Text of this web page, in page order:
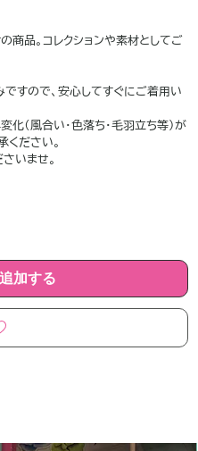
商品。コレクションや素材としてご
すので、安心してすぐにご着用い
（風合い・色落ち・毛羽立ち等）が
ください。
いませ。
加する